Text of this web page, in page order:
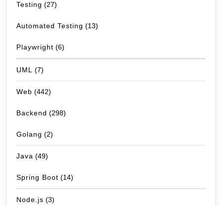
Testing (27)
Automated Testing (13)
Playwright (6)
UML (7)
Web (442)
Backend (298)
Golang (2)
Java (49)
Spring Boot (14)
Node.js (3)